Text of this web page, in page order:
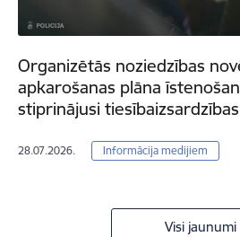
Organizētās noziedzības
apkarošanas plāna
stiprinājusi
28.07.2026. Informācija medijiem
Visi jaunumi